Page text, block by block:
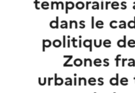
dans le
politique
Zones
urbaines